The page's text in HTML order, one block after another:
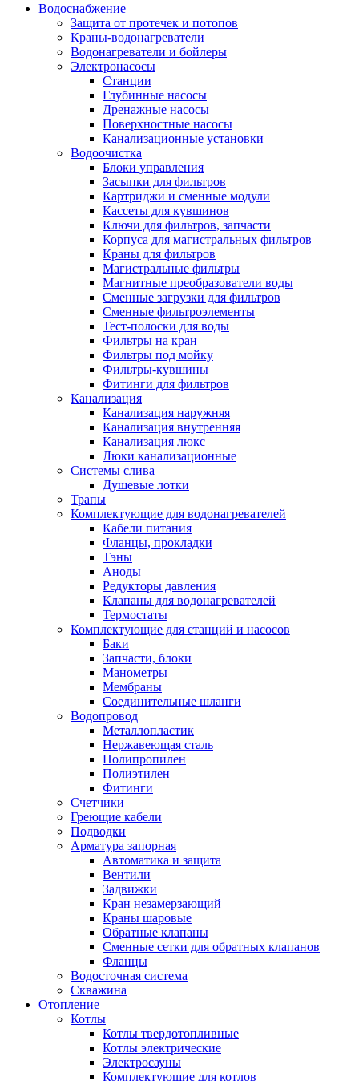
Строительные товары
Все для бани
Полезные статьи
Новости и Акции
Оплата и доставка
Сервис-центр
Адреса Сервис-центров
Обмен и возврат товара
Водоснабжение
Защита от протечек и потопов
Краны-водонагреватели
Водонагреватели и бойлеры
Электронасосы
Станции
Глубинные насосы
Дренажные насосы
Поверхностные насосы
Канализационные установки
Водоочистка
Блоки управления
Засыпки для фильтров
Картриджи и сменные модули
Кассеты для кувшинов
Ключи для фильтров, запчасти
Корпуса для магистральных фильтров
Краны для фильтров
Магистральные фильтры
Магнитные преобразователи воды
Сменные загрузки для фильтров
Сменные фильтроэлементы
Тест-полоски для воды
Фильтры на кран
Фильтры под мойку
Фильтры-кувшины
Фитинги для фильтров
Канализация
Канализация наружняя
Канализация внутренняя
Канализация люкс
Люки канализационные
Системы слива
Душевые лотки
Трапы
Комплектующие для водонагревателей
Кабели питания
Фланцы, прокладки
Тэны
Аноды
Редукторы давления
Клапаны для водонагревателей
Термостаты
Комплектующие для станций и насосов
Баки
Запчасти, блоки
Манометры
Мембраны
Соединительные шланги
Водопровод
Металлопластик
Нержавеющая сталь
Полипропилен
Полиэтилен
Фитинги
Счетчики
Греющие кабели
Подводки
Арматура запорная
Автоматика и защита
Вентили
Задвижки
Кран незамерзающий
Краны шаровые
Обратные клапаны
Сменные сетки для обратных клапанов
Фланцы
Водосточная система
Скважина
Отопление
Котлы
Котлы твердотопливные
Котлы электрические
Электросауны
Комплектующие для котлов